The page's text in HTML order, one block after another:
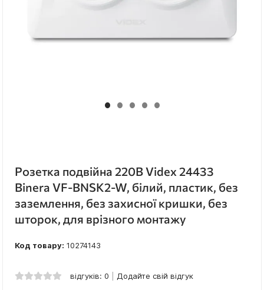
Розетка подвійна 220В Videx 24433
Binera VF-BNSK2-W, білий, пластик, без
заземлення, без захисної кришки, без
шторок, для врізного монтажу
Код товару: 10274143
відгуків: 0 Додайте свій відгук